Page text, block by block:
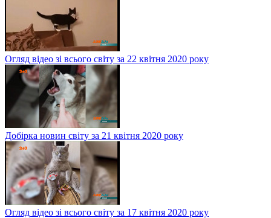
Огляд відео зі всього світу за 22 квітня 2020 року
Добірка новин світу за 21 квітня 2020 року
Огляд відео зі всього світу за 17 квітня 2020 року